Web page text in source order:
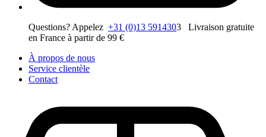
Questions? Appelez +31 (0)13 5914303 Livraison gratuite
en France à partir de 99 €
À propos de nous
Service clientèle
Contact